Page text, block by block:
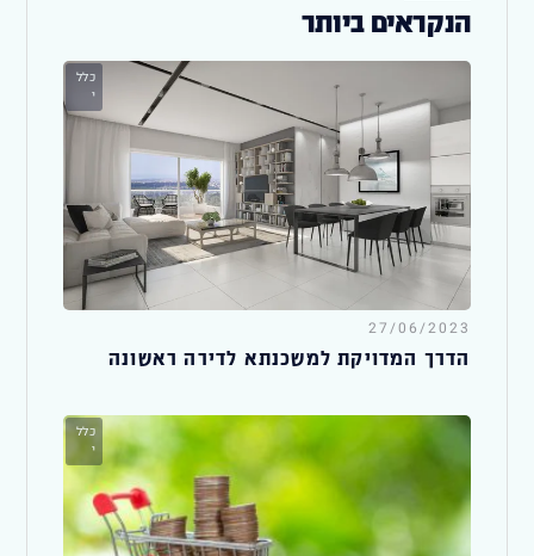
הנקראים ביותר
כלל
י
27/06/2023
הדרך המדויקת למשכנתא לדירה ראשונה
כלל
י